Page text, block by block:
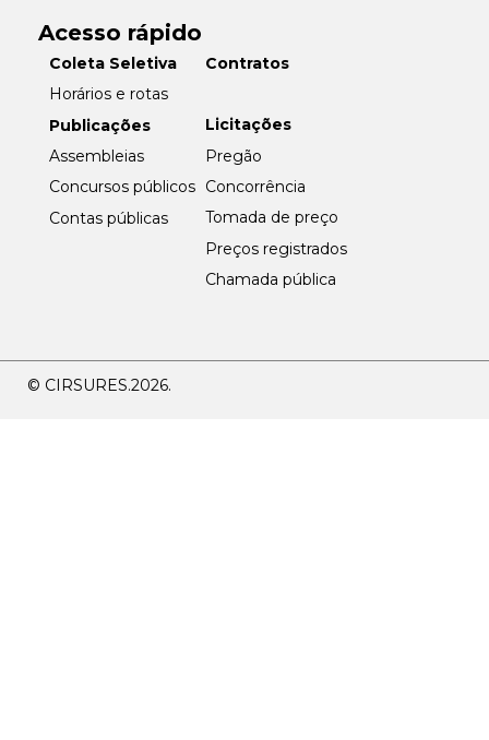
Acesso rápido
Coleta Seletiva
Horários e rotas
Publicações
Assembleias
Concursos públicos
Contas públicas
Contratos
Licitações
Pregão
Concorrência
Tomada de preço
Preços registrados
Chamada pública
© CIRSURES.2026.